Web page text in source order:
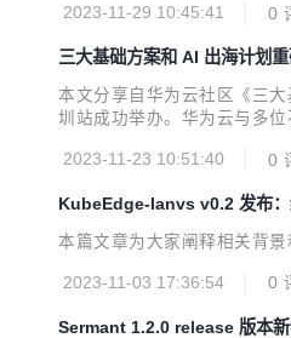
创新推介，为开发者提供沉
2023-11-29 10:45:41 0
三大基础方案和 AI 出海计划
本文分享自华为云社区《三
圳站成功举办。华为云与多
型生态，帮助行业解最难的
2023-11-23 10:51:40 0
KubeEdge-Ianvs v0.2 发布
本篇文章为大家阐释相关背
2023-11-03 17:36:54 0
Sermant 1.2.0 release 版本